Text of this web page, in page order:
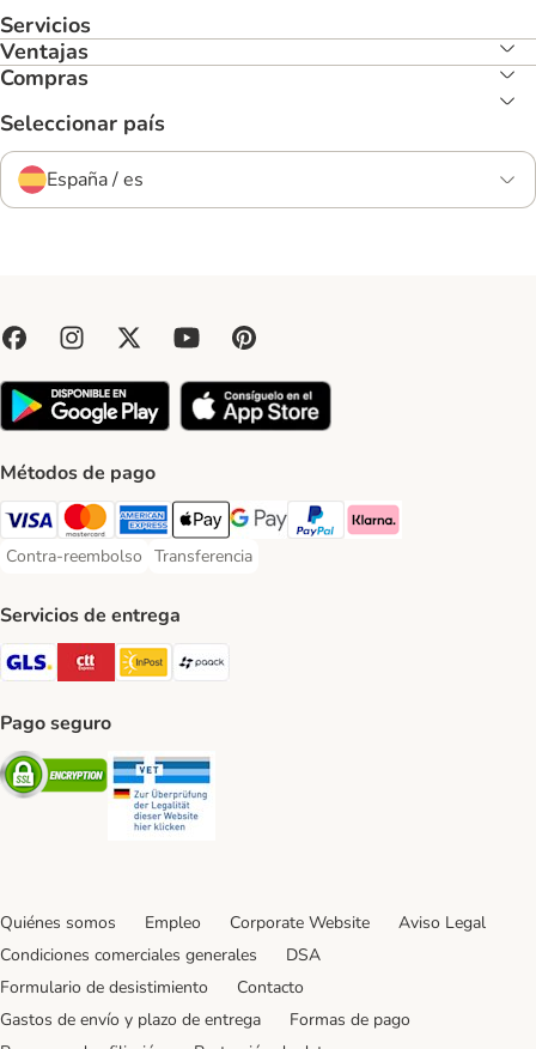
Servicios
Ventajas
Compras
Seleccionar país
España / es
Métodos de pago
Visa Payment Method
Mastercard Payment Method
American Express Payment Method
Apple Pay Payment Method
Google Pay Payment Method
PayPal Payment Method
Klarna Payment Method
Contra-reembolso
Contra-reembolso Payment Method
Transferencia
Transferencia Payment Method
Servicios de entrega
GLS Shipping Method
CTTExpress Shipping Method
InPost Shipping Method
paack Shipping Method
Pago seguro
Security
Quiénes somos Empleo Corporate Website
Aviso Legal
Condiciones comerciales generales
DSA
Formulario de desistimiento
Contacto
Gastos de envío y plazo de entrega
Formas de pago